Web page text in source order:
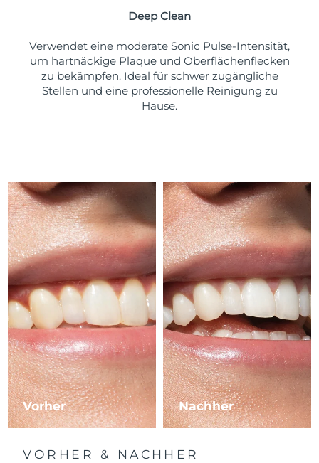
Deep Clean
Verwendet eine moderate Sonic Pulse-Intensität,
um hartnäckige Plaque und Oberflächenflecken
zu bekämpfen. Ideal für schwer zugängliche
Stellen und eine professionelle Reinigung zu
Hause.
Vorher Nachher
VORHER & NACHHER
Thailand
Türkei Erwartete Lieferung8/9/26
Vereinigte Arabische
Erwartete Lieferung
Vereinigte Staaten Erwartete Lieferung8/9/26
Usbekistan Erwartete Lieferung 8/13/26
Vietnam Erwartete Lieferung 8/14/26